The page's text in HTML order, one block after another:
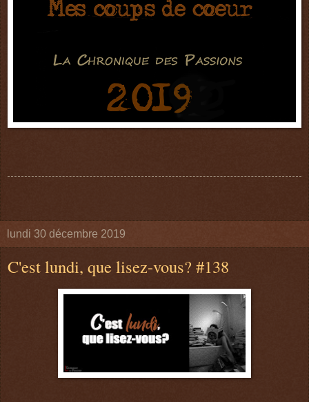
lundi 30 décembre 2019
C'est lundi, que lisez-vous? #138